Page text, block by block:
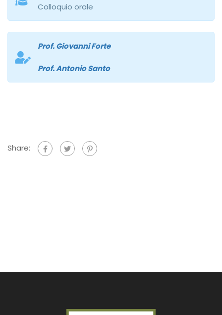
Colloquio orale
Prof. Giovanni Forte
Prof. Antonio Santo
Share: